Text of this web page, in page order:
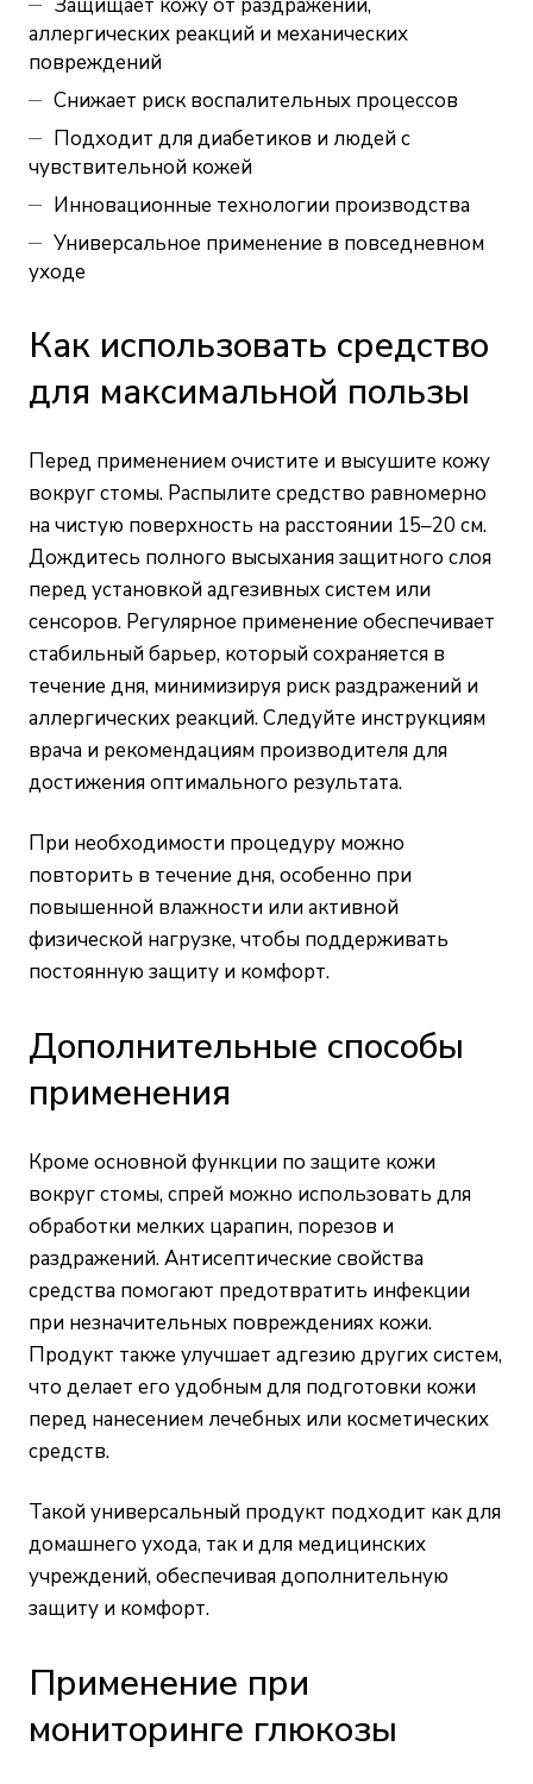
Защищает кожу от раздражений,
аллергических реакций и механических
повреждений
Снижает риск воспалительных процессов
Подходит для диабетиков и людей с
чувствительной кожей
Инновационные технологии производства
Универсальное применение в повседневном
уходе
Как использовать средство
для максимальной пользы
Перед применением очистите и высушите кожу
вокруг стомы. Распылите средство равномерно
на чистую поверхность на расстоянии 15–20 см.
Дождитесь полного высыхания защитного слоя
перед установкой адгезивных систем или
сенсоров. Регулярное применение обеспечивает
стабильный барьер, который сохраняется в
течение дня, минимизируя риск раздражений и
аллергических реакций. Следуйте инструкциям
врача и рекомендациям производителя для
достижения оптимального результата.
При необходимости процедуру можно
повторить в течение дня, особенно при
повышенной влажности или активной
физической нагрузке, чтобы поддерживать
постоянную защиту и комфорт.
Дополнительные способы
применения
Кроме основной функции по защите кожи
вокруг стомы, спрей можно использовать для
обработки мелких царапин, порезов и
раздражений. Антисептические свойства
средства помогают предотвратить инфекции
при незначительных повреждениях кожи.
Продукт также улучшает адгезию других систем,
что делает его удобным для подготовки кожи
перед нанесением лечебных или косметических
средств.
Такой универсальный продукт подходит как для
домашнего ухода, так и для медицинских
учреждений, обеспечивая дополнительную
защиту и комфорт.
Применение при
мониторинге глюкозы